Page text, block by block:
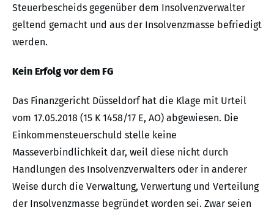
Steuerbescheids gegenüber dem Insolvenzverwalter
geltend gemacht und aus der Insolvenzmasse befriedigt
werden.
Kein Erfolg vor dem FG
Das Finanzgericht Düsseldorf hat die Klage mit Urteil
vom 17.05.2018 (15 K 1458/17 E, AO) abgewiesen. Die
Einkommensteuerschuld stelle keine
Masseverbindlichkeit dar, weil diese nicht durch
Handlungen des Insolvenzverwalters oder in anderer
Weise durch die Verwaltung, Verwertung und Verteilung
der Insolvenzmasse begründet worden sei. Zwar seien